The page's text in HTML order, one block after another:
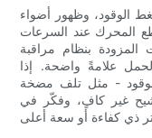
الوقود، وظهور أضواء
المحرك عند السرعات
المزودة بنظام مراقبة
علامةً واضحة. إذا
- مثل تلف مضخة
غير كافٍ، وفكّر في